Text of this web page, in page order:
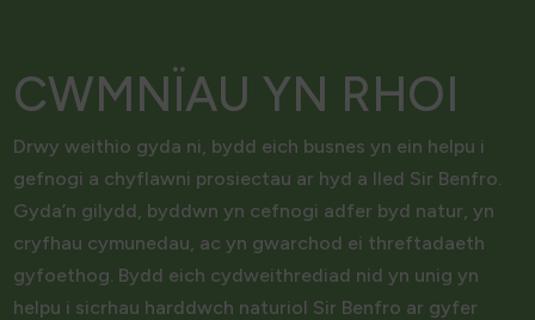
CWMNÏAU YN RHOI
Drwy weithio gyda ni, bydd eich busnes yn ein helpu i
gefnogi a chyflawni prosiectau ar hyd a lled Sir Benfro.
Gyda’n gilydd, byddwn yn cefnogi adfer byd natur, yn
cryfhau cymunedau, ac yn gwarchod ei threftadaeth
gyfoethog. Bydd eich cydweithrediad nid yn unig yn
helpu i sicrhau harddwch naturiol Sir Benfro ar gyfer